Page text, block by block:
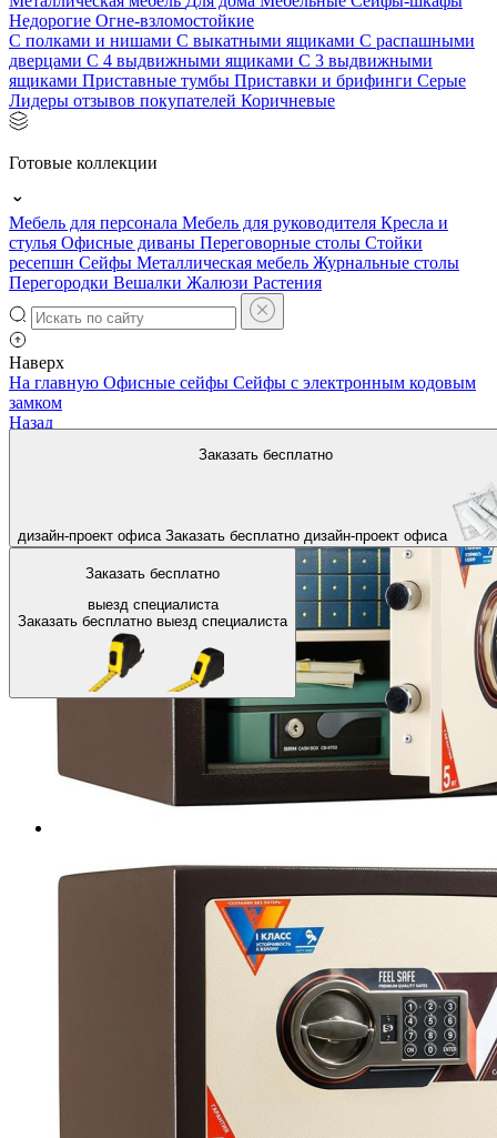
Недорогие Огне-взломостойкие
С полками и нишами С выкатными ящиками С распашными
дверцами С 4 выдвижными ящиками С 3 выдвижными
ящиками Приставные тумбы Приставки и брифинги Серые
Лидеры отзывов покупателей Коричневые
Готовые коллекции
Мебель для персонала Мебель для руководителя Кресла и
стулья Офисные диваны Переговорные столы Стойки
ресепшн Сейфы Металлическая мебель Журнальные столы
Перегородки Вешалки Жалюзи Растения
Наверх
Заказать бесплатно
дизайн-проект офиса Заказать бесплатно дизайн-проект офиса
Заказать бесплатно
выезд специалиста
Заказать бесплатно выезд специалиста
На главную Офисные сейфы Сейфы с электронным кодовым
замком
Назад